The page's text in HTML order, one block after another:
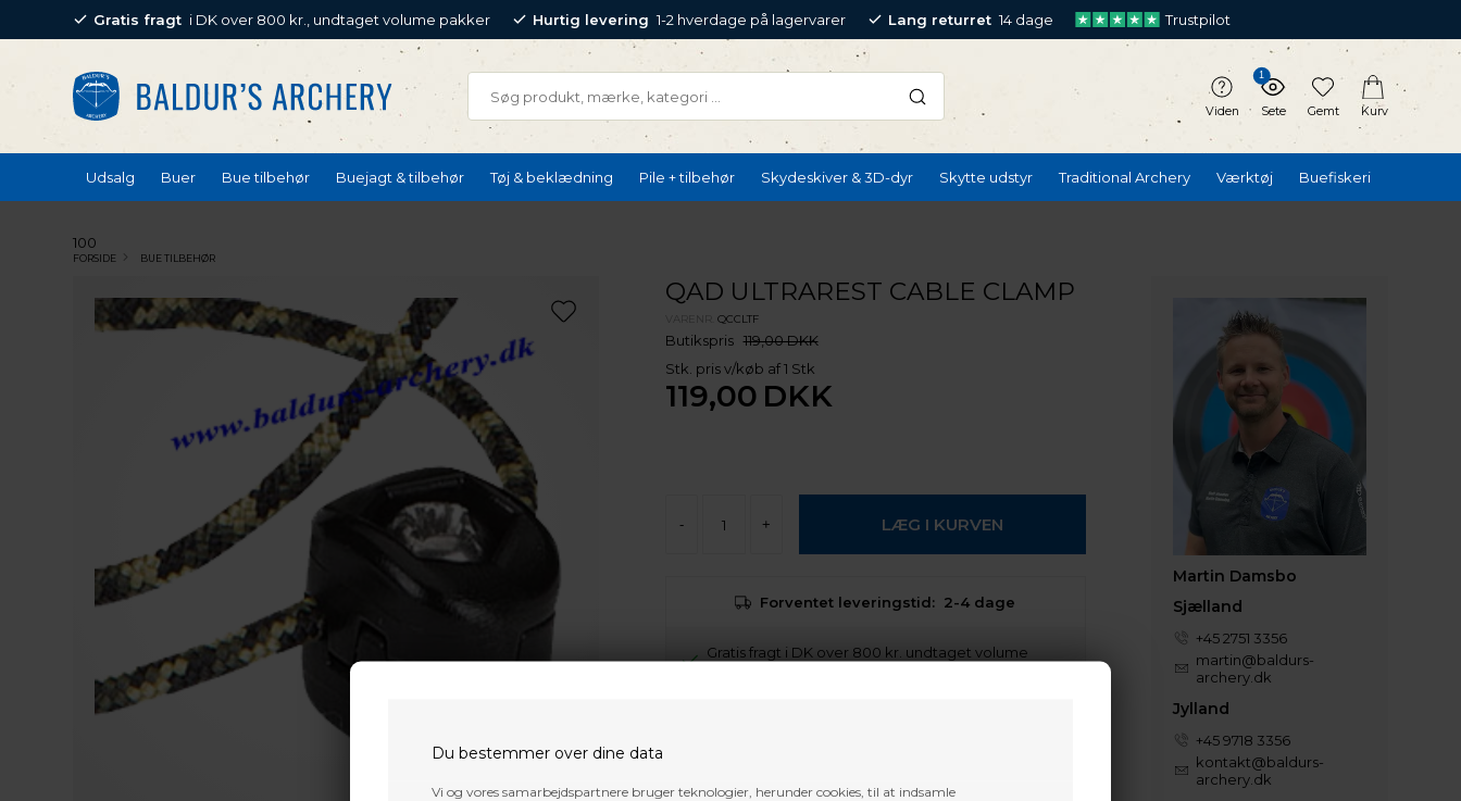
Du bestemmer over dine data
Vi og vores samarbejdspartnere bruger teknologier, herunder cookies, til at indsamle
Gratis fragt i DK over 800 kr., undtaget volume pakker Hurtig levering 1-2 hverdage på lagervarer Lang returret 14 dage Trustpilot
Viden
1
Sete Gemt Kurv
Udsalg Buer Bue tilbehør Buejagt & tilbehør Tøj & beklædning Pile + tilbehør Skydeskiver & 3D-dyr Skytte udstyr Traditional Archery Værktøj Buefiskeri
100
FORSIDE BUE TILBEHØR
QAD ULTRAREST CABLE CLAMP
QCCLTF
Butikspris 119,00 DKK
Stk. pris v/køb af 1 Stk
119,00 DKK
- +
Forventet leveringstid: 2-4 dage
Gratis fragt i DK over 800 kr. undtaget volume
Martin Damsbo
Sjælland
+45 2751 3356
martin@baldurs-
archery.dk
Jylland
+45 9718 3356
kontakt@baldurs-
archery.dk